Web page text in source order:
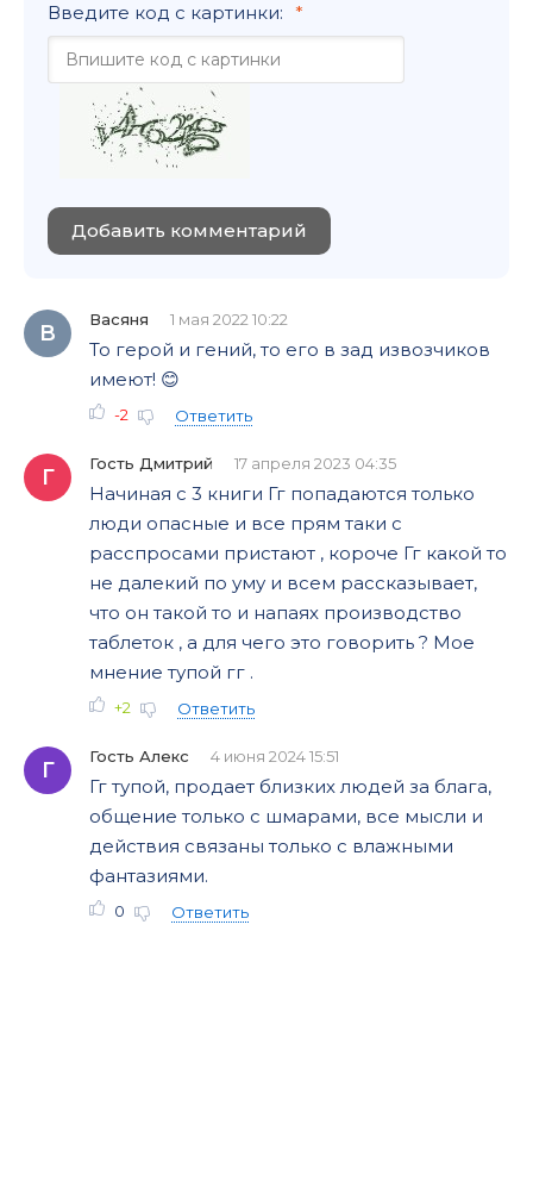
Введите код с картинки:
Добавить комментарий
В
Васяня 1 мая 2022 10:22
То герой и гений, то его в зад извозчиков
имеют! 😊
-2 Ответить
Г
Гость Дмитрий 17 апреля 2023 04:35
Начиная с 3 книги Гг попадаются только
люди опасные и все прям таки с
расспросами пристают , короче Гг какой то
не далекий по уму и всем рассказывает,
что он такой то и напаях производство
таблеток , а для чего это говорить ? Мое
мнение тупой гг .
+2 Ответить
Г
Гость Алекс 4 июня 2024 15:51
Гг тупой, продает близких людей за блага,
общение только с шмарами, все мысли и
действия связаны только с влажными
фантазиями.
0 Ответить